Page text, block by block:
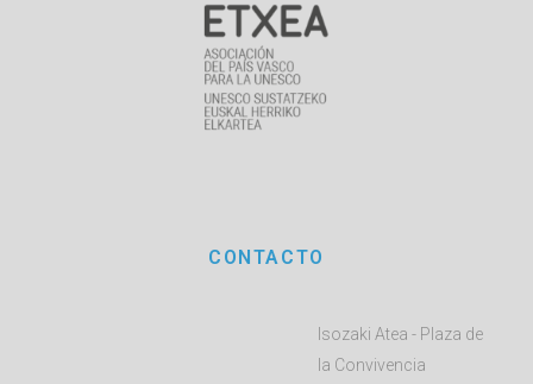
CONTACTO
Isozaki Atea - Plaza de
la Convivencia